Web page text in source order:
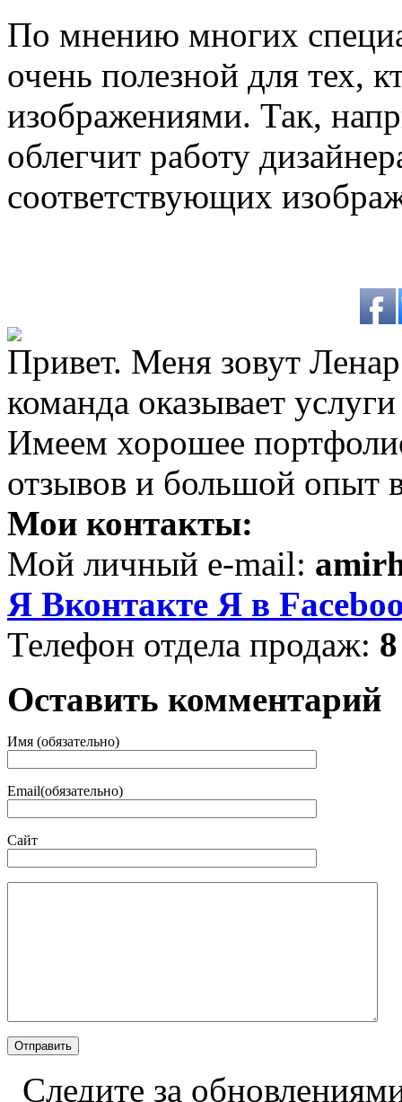
По мнению многих
очень полезной для тех,
изображениями. Так,
облегчит работу
соответствующих
Привет. Меня зовут
команда оказывает
Имеем хорошее
отзывов и большой опыт
Мои контакты:
Мой личный e-mail:
Я Вконтакте Я в
Телефон отдела продаж:
Оставить комментарий
Имя (обязательно)
Email(обязательно)
Сайт
Следите за